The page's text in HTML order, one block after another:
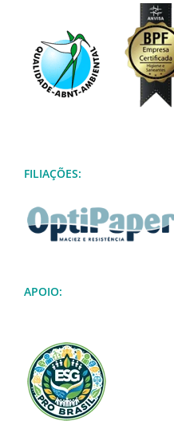
FILIAÇÕES:
APOIO: